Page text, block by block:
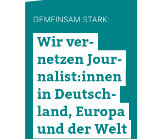
GEMEINSAM STARK:
Wir ver­
netzen Jour­
na­list:innen
in Deutsch­
land, Europa
und der Welt